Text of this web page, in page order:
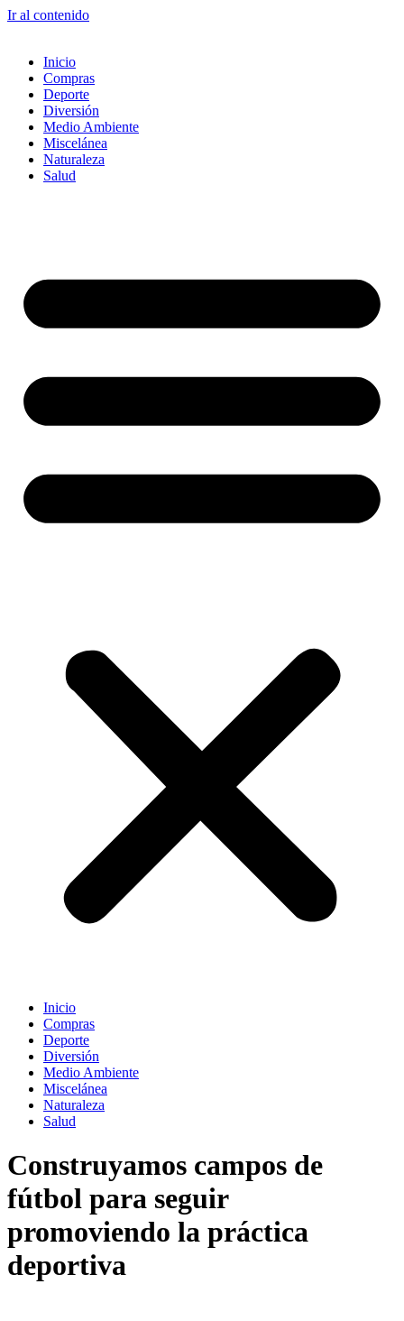
Ir al contenido
Inicio
Compras
Deporte
Diversión
Medio Ambiente
Miscelánea
Naturaleza
Salud
Inicio
Compras
Deporte
Diversión
Medio Ambiente
Miscelánea
Naturaleza
Salud
Construyamos campos de
fútbol para seguir
promoviendo la práctica
deportiva